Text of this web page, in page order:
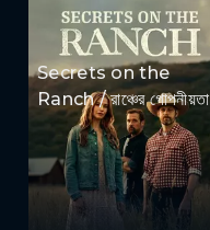
Secrets on the
Ranch / রাঞ্চের গোপনীয়তা